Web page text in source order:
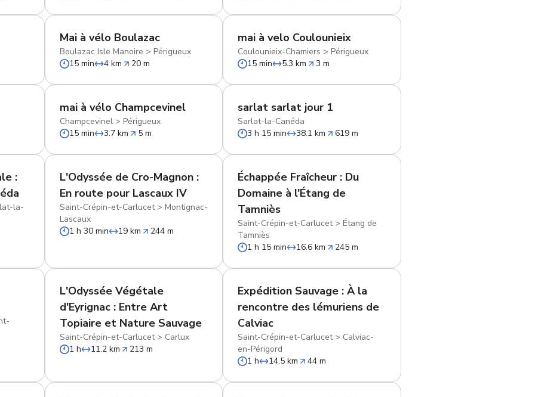
Mai à vélo Boulazac
Boulazac Isle Manoire > Périgueux
15 min
4 km 20 m
mai à velo Coulounieix
Coulounieix-Chamiers >Périgueux
15 min
5.3 km 3 m
mai à vélo Champcevinel
Champcevinel> Périgueux
15 min
3.7 km 5 m
sarlat sarlat jour 1
Sarlat-la-Canéda
3 h 15 min
38.1 km 619 m
:
la-
L'Odyssée de Cro-Magnon :
En route pour Lascaux IV
Saint-Crépin-et-Carlucet> Montignac-
Lascaux
1 h 30 min
19 km 244 m
Échappée Fraîcheur : Du
Domaine à l'Étang de
Tamniès
Saint-Crépin-et-Carlucet>Étang de
Tamniès
1 h 15 min
16.6 km 245 m
L'Odyssée Végétale
d'Eyrignac : Entre Art
Topiaire et Nature Sauvage
Saint-Crépin-et-Carlucet> Carlux
1 h
11.2 km 213 m
Expédition Sauvage : À la
rencontre des lémuriens de
Calviac
Saint-Crépin-et-Carlucet> Calviac-
en-Périgord
1 h
14.5 km 44 m